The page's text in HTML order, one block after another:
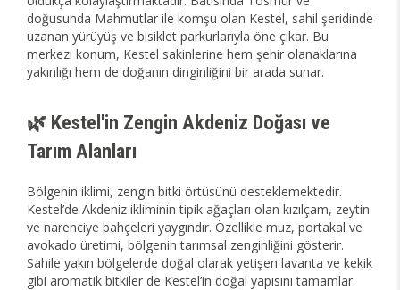
doğusunda Mahmutlar ile komşu olan Kestel, sahil şeridinde
uzanan yürüyüş ve bisiklet parkurlarıyla öne çıkar. Bu
merkezi konum, Kestel sakinlerine hem şehir olanaklarına
yakınlığı hem de doğanın dinginliğini bir arada sunar.
🌿 Kestel'in Zengin Akdeniz Doğası ve
Tarım Alanları
Bölgenin iklimi, zengin bitki örtüsünü desteklemektedir.
Kestel’de Akdeniz ikliminin tipik ağaçları olan kızılçam, zeytin
ve narenciye bahçeleri yaygındır. Özellikle muz, portakal ve
avokado üretimi, bölgenin tarımsal zenginliğini gösterir.
Sahile yakın bölgelerde doğal olarak yetişen lavanta ve kekik
gibi aromatik bitkiler de Kestel’in doğal yapısını tamamlar.